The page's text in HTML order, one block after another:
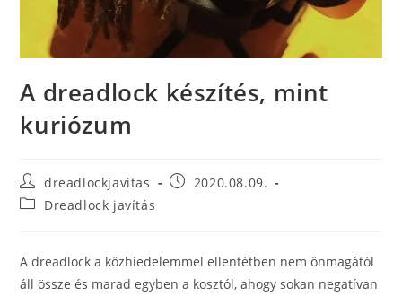
A dreadlock készítés, mint
kuriózum
Post
author:
dreadlockjavitas
Post2020.08.09.
PostDreadlock javítás
A dreadlock a közhiedelemmel ellentétben nem önmagától
áll össze és marad egyben a kosztól, ahogy sokan negatívan